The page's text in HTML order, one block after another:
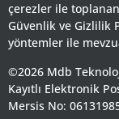
çerezler ile
Güvenlik ve Gizlilik
yöntemler ile
©2026 Mdb
Kayıtlı Elektronik
Mersis No: